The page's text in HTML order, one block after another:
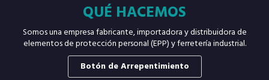
QUÉ HACEMOS
Somos una empresa fabricante, importadora y distribuidora de
elementos de protección personal (EPP) y ferretería industrial.
Botón de Arrepentimiento